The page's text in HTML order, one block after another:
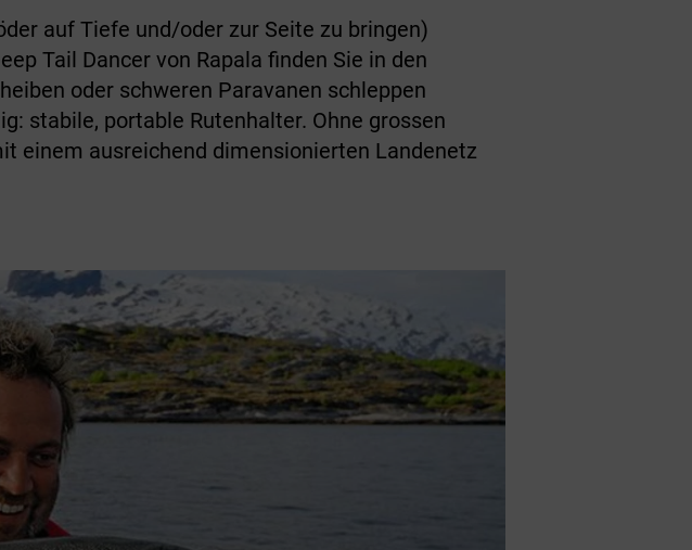
auf Tiefe und/oder zur Seite zu bringen)
Tail Dancer von Rapala finden Sie in den
oder schweren Paravanen schleppen
stabile, portable Rutenhalter. Ohne grossen
einem ausreichend dimensionierten Landenetz